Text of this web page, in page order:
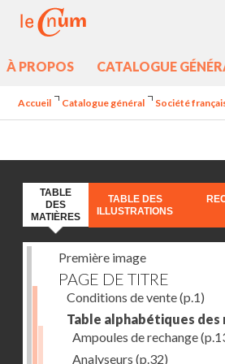
À PROPOS CATALOGUE
Accueil Catalogue général Société
TABLE
DES
MATIÈRES
TABLE DES
ILLUSTRATIONS
Première image
PAGE DE TITRE
Conditions de vente(p.1)
Table alphabétiques des
Ampoules de rechange
Analyseurs (p.32)